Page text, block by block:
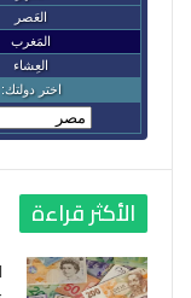
الأكثر قراءة